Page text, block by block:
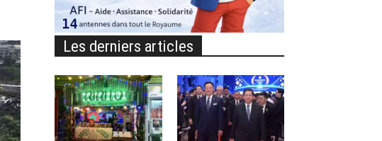
Les derniers articles